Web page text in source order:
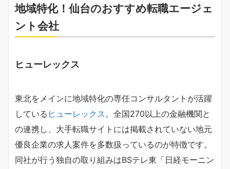
地域特化！仙台のおすすめ転職エージェ
ント会社
ヒューレックス
東北をメインに地域特化の専任コンサルタントが活躍
している ヒューレックス 。全国270以上の金融機関と
の連携し、大手転職サイトには掲載されていない地元
優良企業の求人案件を多数扱っているのが特徴です。
同社が行う独自の取り組みはBSテレ東「日経モーニン